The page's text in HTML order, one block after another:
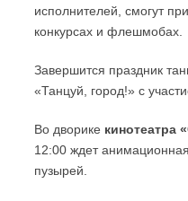
исполнителей, смогут
конкурсах и флешмобах.
Завершится праздник
«Танцуй, город!» с
Во дворике кинотеатра
12:00 ждет
пузырей.